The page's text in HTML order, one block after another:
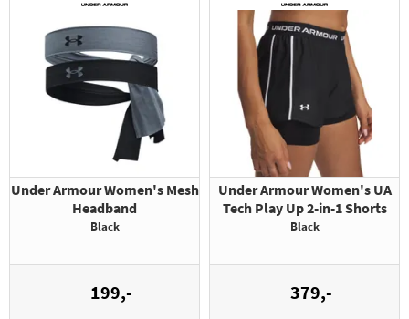
Under Armour Women's Mesh
Headband
Black
199,-
Under Armour Women's UA
Tech Play Up 2-in-1 Shorts
Black
379,-